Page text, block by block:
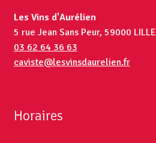
Les Vins d'Aurélien
5 rue Jean Sans Peur, 59000 LILLE
03 62 64 36 63
caviste@lesvinsdaurelien.fr
Horaires